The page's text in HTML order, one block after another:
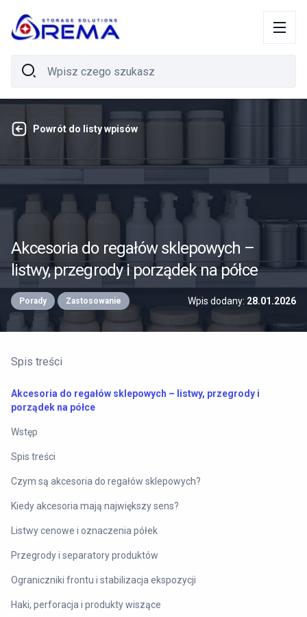
Powrót do listy wpisów
Akcesoria do regałów sklepowych –
listwy, przegrody i porządek na półce
Porady Zastosowanie Wpis dodany: 28.01.2026
Spis treści
Akcesoria do regałów sklepowych – listwy, przegrody i
porządek na półce
Wstęp
Spis treści
Czym są akcesoria do regałów sklepowych?
Kiedy akcesoria mają największy sens?
Listwy cenowe i oznaczenia półek
Przegrody i separatory produktów
Ograniczniki frontu i stabilizacja ekspozycji
Haki, perforacja i produkty wiszące